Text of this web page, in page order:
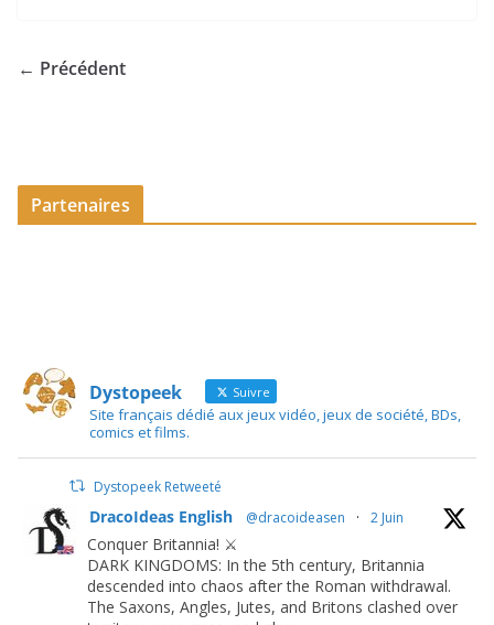
← Précédent
Partenaires
Dystopeek Suivre
Site français dédié aux jeux vidéo, jeux de société, BDs,
comics et films.
Dystopeek Retweeté
DracoIdeas English @dracoideasen · 2 Juin
Conquer Britannia! ⚔️
DARK KINGDOMS: In the 5th century, Britannia
descended into chaos after the Roman withdrawal.
The Saxons, Angles, Jutes, and Britons clashed over